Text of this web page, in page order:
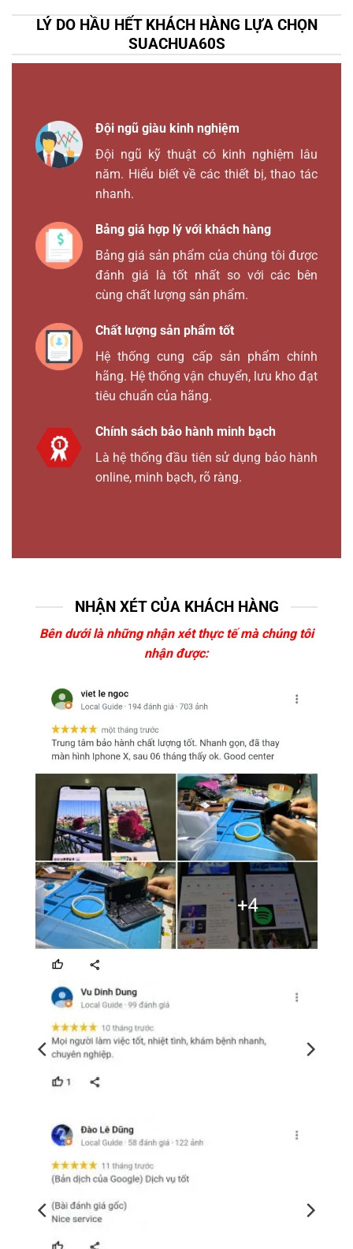
LÝ DO HẦU HẾT KHÁCH HÀNG LỰA CHỌN
SUACHUA60S
Đội ngũ giàu kinh nghiệm
Đội ngũ kỹ thuật có kinh nghiệm lâu
năm. Hiểu biết về các thiết bị, thao tác
nhanh.
Bảng giá hợp lý với khách hàng
Bảng giá sản phẩm của chúng tôi được
đánh giá là tốt nhất so với các bên
cùng chất lượng sản phẩm.
Chất lượng sản phẩm tốt
Hệ thống cung cấp sản phẩm chính
hãng. Hệ thống vận chuyển, lưu kho đạt
tiêu chuẩn của hãng.
Chính sách bảo hành minh bạch
Là hệ thống đầu tiên sử dụng bảo hành
online, minh bạch, rõ ràng.
NHẬN XÉT CỦA KHÁCH HÀNG
Bên dưới là những nhận xét thực tế mà chúng tôi
nhận được: